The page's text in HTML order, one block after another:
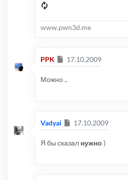
www.pwn3d.me
PPK Сообщение
17.10.2009
Можно ..
Vadyai Сообщение
17.10.2009
Я бы сказал нужно )